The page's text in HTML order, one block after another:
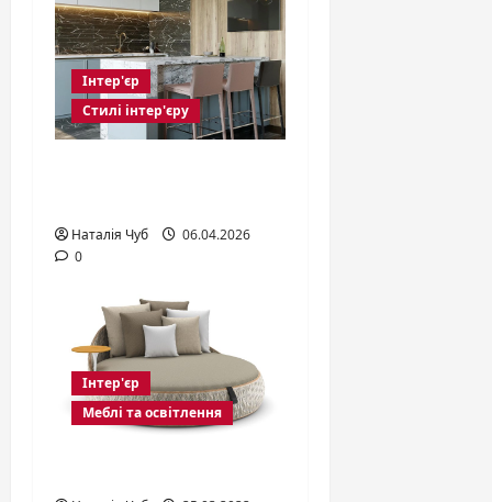
Інтер'єр
Стилі інтер'єру
Наталія Чуб
06.04.2026
0
Інтер'єр
Меблі та освітлення